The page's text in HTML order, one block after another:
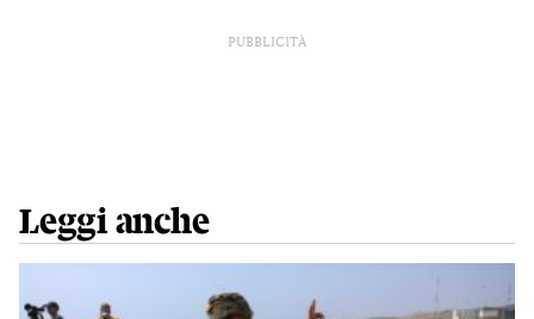
PUBBLICITÀ
Leggi anche